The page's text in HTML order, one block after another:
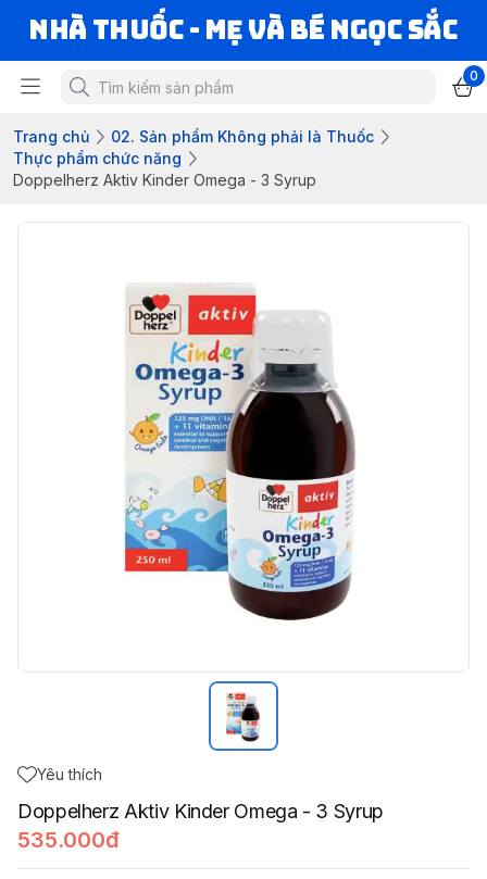
Nhà Thuốc - Mẹ và Bé Ngọc Sắc
0
Trang chủ
02. Sản phẩm Không phải là Thuốc
Thực phẩm chức năng
Doppelherz Aktiv Kinder Omega - 3 Syrup
Yêu thích
Doppelherz Aktiv Kinder Omega - 3 Syrup
535.000đ